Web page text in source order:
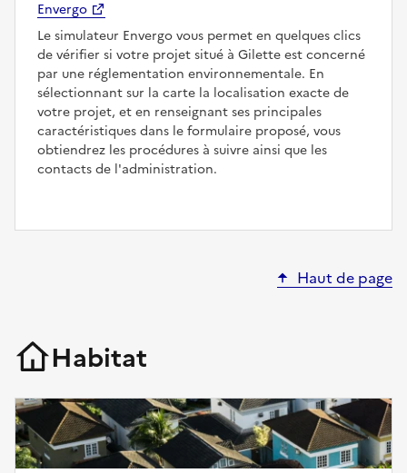
Envergo
Le simulateur Envergo vous permet en quelques clics
de vérifier si votre projet situé à Gilette est concerné
par une réglementation environnementale. En
sélectionnant sur la carte la localisation exacte de
votre projet, et en renseignant ses principales
caractéristiques dans le formulaire proposé, vous
obtiendrez les procédures à suivre ainsi que les
contacts de l'administration.
Haut de page
Habitat